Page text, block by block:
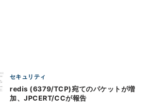
セキュリティ
redis (6379/TCP)宛てのパケットが増
加、JPCERT/CCが報告